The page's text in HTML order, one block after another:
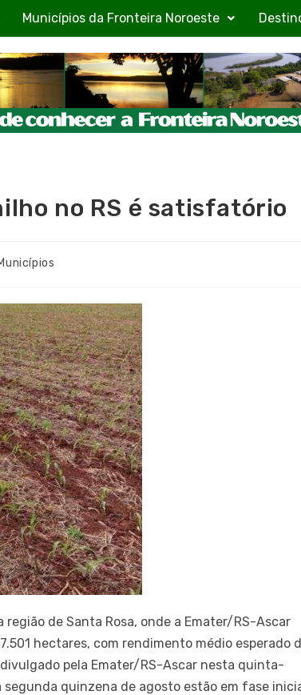
Municípios da Fronteira Noroeste
no RS é satisfatório
de Santa Rosa, onde a Emater/RS-Ascar
hectares, com rendimento médio esperado
pela Emater/RS-Ascar nesta quinta-
quinzena de agosto estão em fase